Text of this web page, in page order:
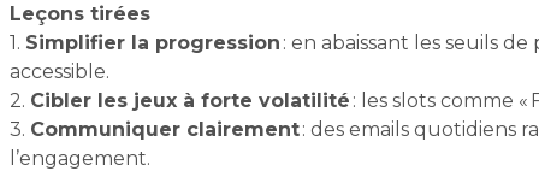
Leçons tirées
1. Simplifier la progression : en abaissant les seuils
accessible.
2. Cibler les jeux à forte volatilité : les slots comme
3. Communiquer clairement: des emails quotidiens
l’engagement.